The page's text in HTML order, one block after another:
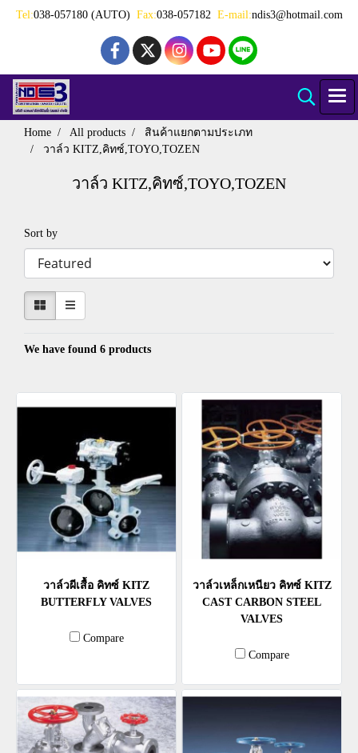
Tel:038-057180 (AUTO) Fax:038-057182 E-mail:ndis3@hotmail.com
Home All products
สินค้าแยกตามประเภท
วาล์ว KITZ,คิทซ์,TOYO,TOZEN
วาล์ว KITZ,คิทซ์,TOYO,TOZEN
Sort by
We have found 6 products
วาล์วผีเสื้อ คิทซ์ KITZ
BUTTERFLY VALVES
Compare
วาล์วเหล็กเหนียว คิทซ์ KITZ
CAST CARBON STEEL
VALVES
Compare